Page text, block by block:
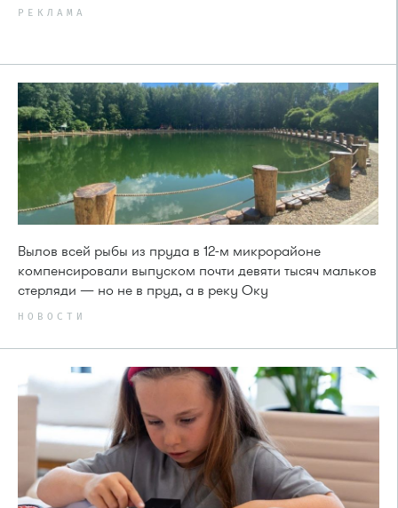
РЕКЛАМА
Вылов всей рыбы из пруда в 12-м микрорайоне
компенсировали выпуском почти девяти тысяч мальков
стерляди — но не в пруд, а в реку Оку
НОВОСТИ